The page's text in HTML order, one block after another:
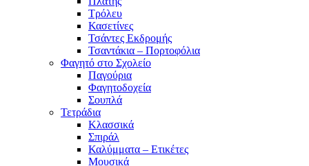
Τρόλευ
Κασετίνες
Τσάντες Εκδρομής
Τσαντάκια – Πορτοφόλια
Φαγητό στο Σχολείο
Παγούρια
Φαγητοδοχεία
Σουπλά
Τετράδια
Κλασσικά
Σπιράλ
Καλύμματα – Ετικέτες
Μουσικά